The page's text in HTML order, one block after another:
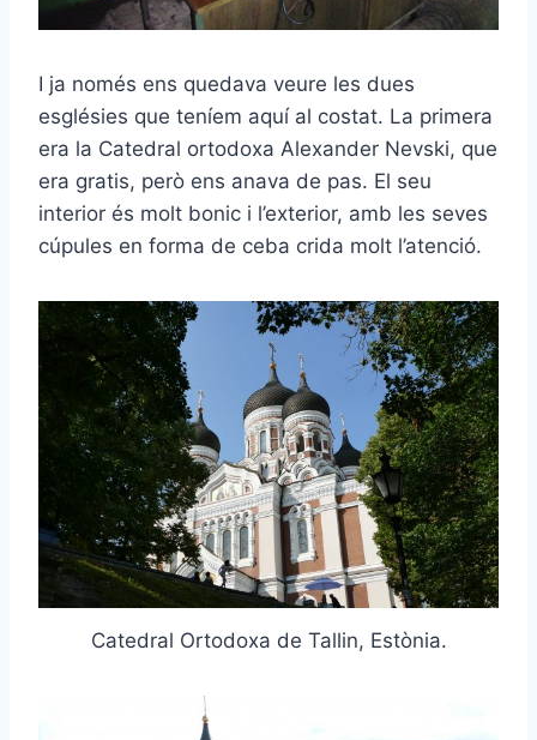
I ja només ens quedava veure les dues
esglésies que teníem aquí al costat. La primera
era la Catedral ortodoxa Alexander Nevski, que
era gratis, però ens anava de pas. El seu
interior és molt bonic i l’exterior, amb les seves
cúpules en forma de ceba crida molt l’atenció.
Catedral Ortodoxa de Tallin, Estònia.